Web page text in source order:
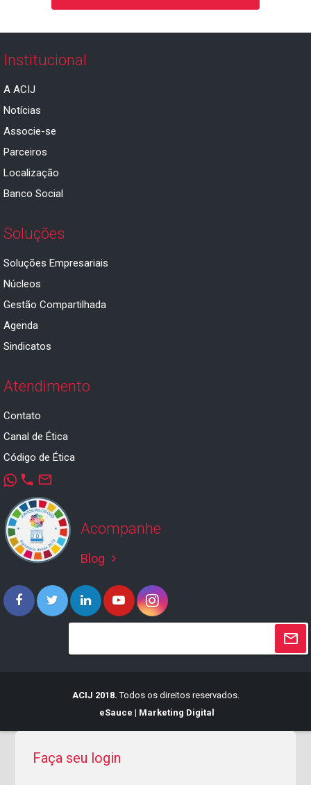
Institucional
A ACIJ
Notícias
Associe-se
Parceiros
Localização
Banco Social
Soluções
Soluções Empresariais
Núcleos
Gestão Compartilhada
Agenda
Sindicatos
Atendimento
Contato
Canal de Ética
Código de Ética
phone mail_outline
Acompanhe
Blog keyboard_arrow_right
ACIJ 2018. Todos os direitos reservados.
eSauce | Marketing Digital
Faça seu login